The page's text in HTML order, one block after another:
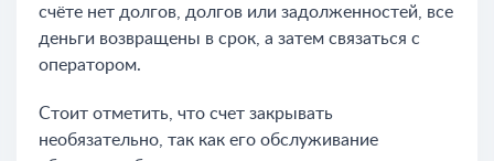
счёте нет долгов, долгов или задолженностей, все
деньги возвращены в срок, а затем связаться с
оператором.
Стоит отметить, что счет закрывать
необязательно, так как его обслуживание